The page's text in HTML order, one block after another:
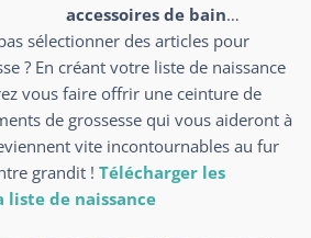
accessoires de bain…
sélectionner des articles pour
? En créant votre liste de naissance
vous faire offrir une ceinture de
de grossesse qui vous aideront à
vite incontournables au fur
grandit ! Télécharger les
liste de naissance